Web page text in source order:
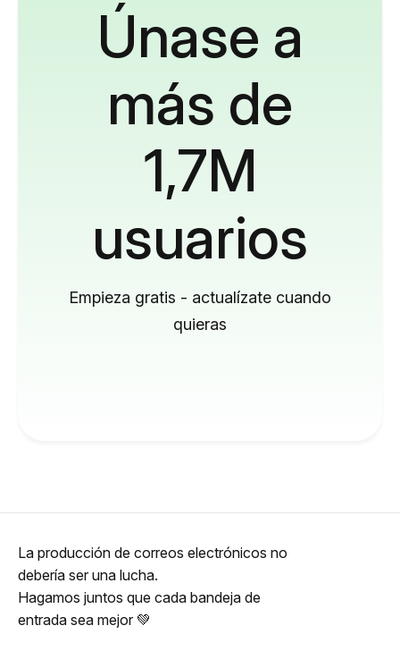
Únase a
más de
1,7M
usuarios
Empieza gratis - actualízate cuando
quieras
La producción de correos electrónicos no
debería ser una lucha.
Hagamos juntos que cada bandeja de
entrada sea mejor 💚